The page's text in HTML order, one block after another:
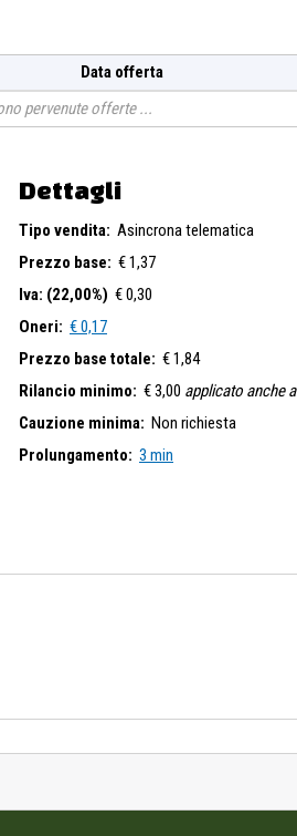
Data offerta
pervenute offerte
Dettagli
Tipo vendita: Asincrona telematica
Prezzo base: € 1,37
Iva: (22,00%) € 0,30
Oneri: € 0,17
Prezzo base totale: € 1,84
Rilancio minimo: € 3,00 applicato anche
Cauzione minima: Non richiesta
Prolungamento: 3 min